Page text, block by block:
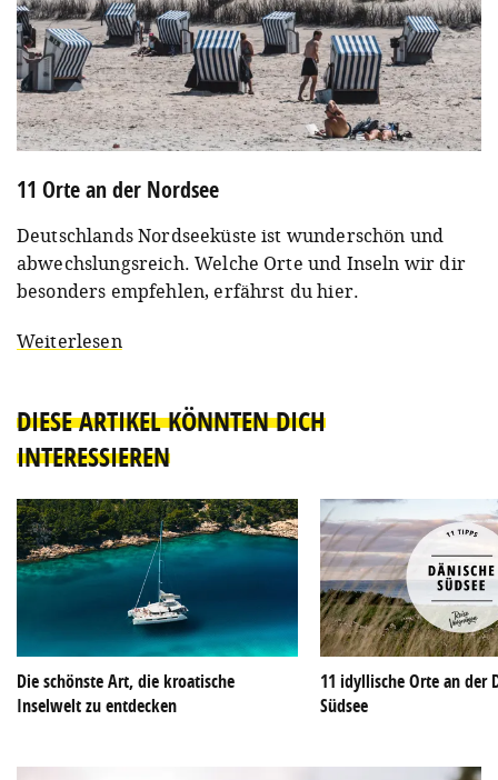
11 Orte an der Nordsee
Deutschlands Nordseeküste ist wunderschön und
abwechslungsreich. Welche Orte und Inseln wir dir
besonders empfehlen, erfährst du hier.
Weiterlesen
DIESE ARTIKEL KÖNNTEN DICH
INTERESSIEREN
Die schönste Art, die kroatische
Inselwelt zu entdecken
11 idyllische Orte an der
Südsee